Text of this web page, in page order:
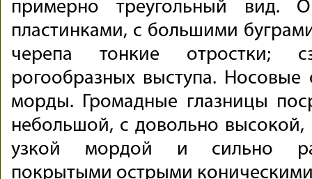
примерно треугольный вид.
пластинками, с большими
черепа тонкие отростки;
рогообразных выступа. Носовые
морды. Громадные глазницы
небольшой, с довольно высокой,
узкой мордой и сильно
покрытыми острыми